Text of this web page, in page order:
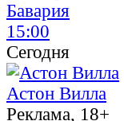
Бавария
15:00
Сегодня
Астон Вилла
Реклама, 18+